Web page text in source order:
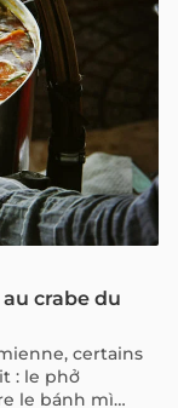
crabe du
certains
: le phở
le bánh mì